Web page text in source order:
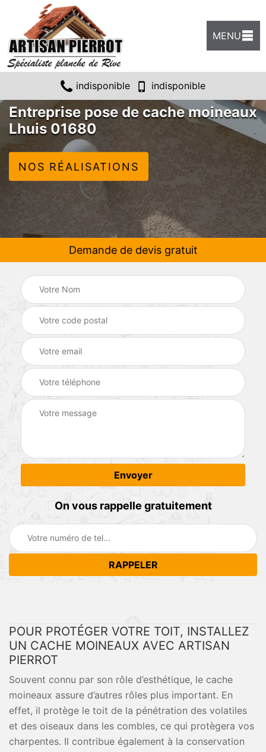
MENU
indisponible indisponible
Entreprise pose de cache moineaux
Lhuis 01680
NOS RÉALISATIONS
Demande de devis gratuit
On vous rappelle gratuitement
POUR PROTÉGER VOTRE TOIT, INSTALLEZ
UN CACHE MOINEAUX AVEC ARTISAN
PIERROT
Souvent connu par son rôle d’esthétique, le cache
moineaux assure d’autres rôles plus important. En
effet, il protège le toit de la pénétration des volatiles
et des oiseaux dans les combles, ce qui protègera vos
charpentes. Il contribue également à la conservation